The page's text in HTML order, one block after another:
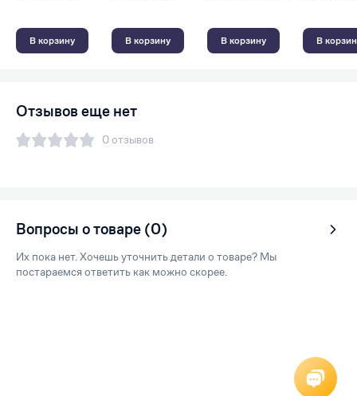
В корзину В корзину В корзину В
Отзывов еще нет
0 отзывов
Вопросы о товаре (0)
Их пока нет. Хочешь уточнить детали о товаре? Мы
постараемся ответить как можно скорее.